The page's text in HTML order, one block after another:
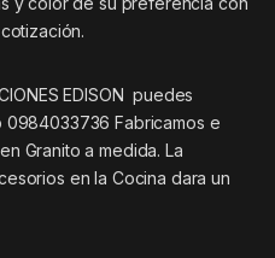
EDISON puedes
0984033736 Fabricamos e
Granito a medida. La
en la Cocina dara un